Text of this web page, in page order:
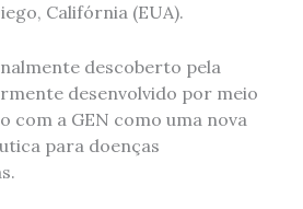
Califórnia (EUA).
descoberto pela
desenvolvido por meio
com a GEN como uma nova
para doenças